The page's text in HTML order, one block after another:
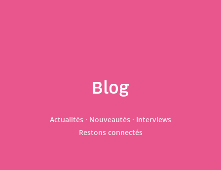
Blog
Actualités · Nouveautés · Interviews
Restons connectés